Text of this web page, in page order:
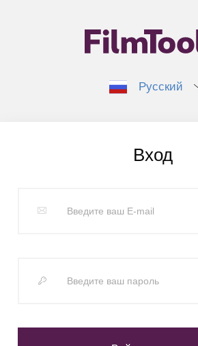
Русский
Вход